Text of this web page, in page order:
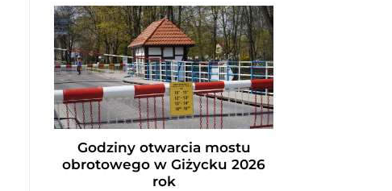
Godziny otwarcia mostu
obrotowego w Giżycku 2026
rok